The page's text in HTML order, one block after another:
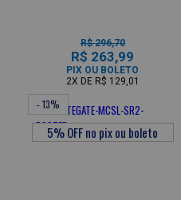
R$ 296,70
R$ 263,99
PIX OU BOLETO
2X DE R$ 129,01
- 13%